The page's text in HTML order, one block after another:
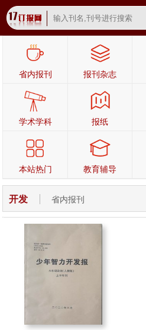
省内报刊 报刊杂志
学术学科 报纸
本站热门 教育辅导
开发 省内报刊